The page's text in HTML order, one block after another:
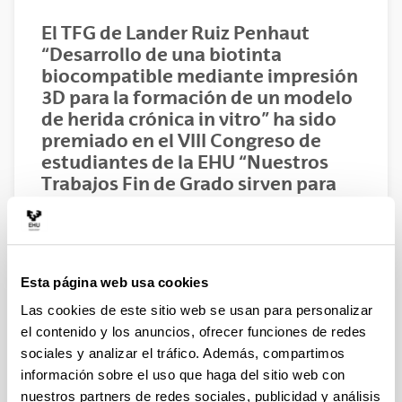
Esta página web usa cookies
Las cookies de este sitio web se usan para personalizar
el contenido y los anuncios, ofrecer funciones de redes
sociales y analizar el tráfico. Además, compartimos
información sobre el uso que haga del sitio web con
nuestros partners de redes sociales, publicidad y análisis
El TFG de Lander Ruiz Penhaut
“Desarrollo de una biotinta
biocompatible mediante impresión
3D para la formación de un modelo
de herida crónica in vitro” ha sido
premiado en el VIII Congreso de
estudiantes de la EHU “Nuestros
Trabajos Fin de Grado sirven para
transformar el mundo”.
El TFG de Lander Ruiz Penhaut “Desarrollo de una
biotinta biocompatible mediante impresión 3D para la
formación de un modelo de herida crónica in vitro” ha
sido premiado en el VIII Congreso de estudiantes de la
EHU “Nuestros Trabajos Fin de Grado sirven para